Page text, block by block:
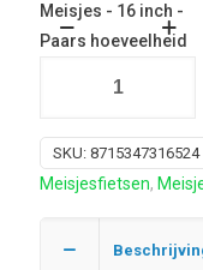
Meisjes - 16 inch -
Paars hoeveelheid
SKU: 8715347316524
Meisjesfietsen,